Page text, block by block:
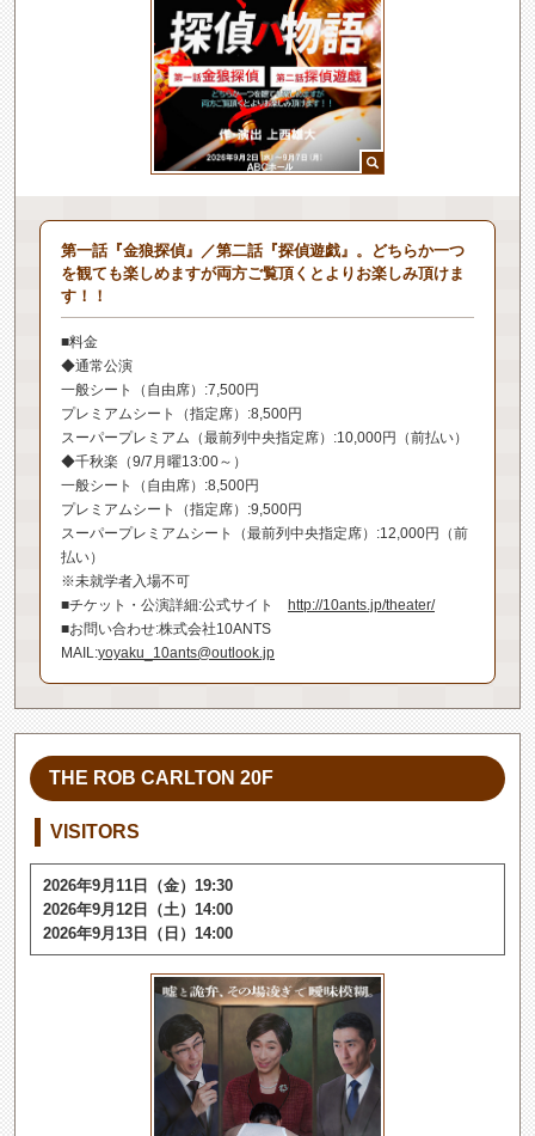
第一話『金狼探偵』／第二話『探偵遊戯』。どちらか一つ
を観ても楽しめますが両方ご覧頂くとよりお楽しみ頂けま
す！！
■料金
◆通常公演
一般シート（自由席）:7,500円
プレミアムシート（指定席）:8,500円
スーパープレミアム（最前列中央指定席）:10,000円（前払い）
◆千秋楽（9/7月曜13:00～）
一般シート（自由席）:8,500円
プレミアムシート（指定席）:9,500円
スーパープレミアムシート（最前列中央指定席）:12,000円（前
払い）
※未就学者入場不可
■チケット・公演詳細:公式サイト http://10ants.jp/theater/
■お問い合わせ:株式会社10ANTS
MAIL:yoyaku_10ants@outlook.jp
THE ROB CARLTON 20F
VISITORS
2026年9月11日（金）19:30
2026年9月12日（土）14:00
2026年9月13日（日）14:00